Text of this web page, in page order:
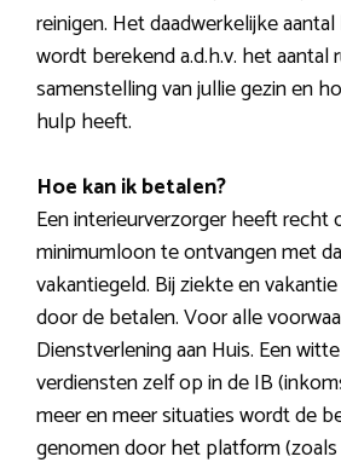
reinigen. Het daadwerkelijke
wordt berekend a.d.h.v. het aantal
samenstelling van jullie gezin en
hulp heeft.
Hoe kan ik betalen?
Een interieurverzorger heeft recht
minimumloon te ontvangen met
vakantiegeld. Bij ziekte en
door de betalen. Voor alle
Dienstverlening aan Huis. Een
verdiensten zelf op in de IB
meer en meer situaties wordt de
genomen door het platform